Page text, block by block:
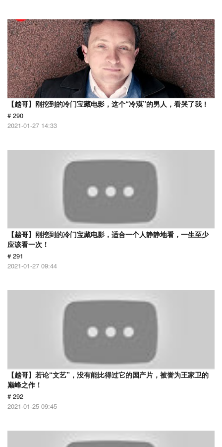
【越哥】刚挖到的冷门宝藏电影，这个“冷漠”的男人，看哭了我！
# 290
2021-01-27 14:33
【越哥】刚挖到的冷门宝藏电影，适合一个人静静地看，一生至少
应该看一次！
# 291
2021-01-27 09:44
【越哥】若论“文艺”，没有能比得过它的国产片，被誉为王家卫的
巅峰之作！
# 292
2021-01-25 09:45